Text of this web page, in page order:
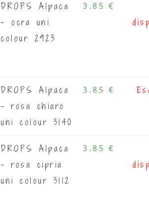
DROPS Alpaca
- ocra uni
colour 2923
3.85 €
DROPS Alpaca
- rosa chiaro
uni colour 3140
3.85 €
DROPS Alpaca
- rosa cipria
uni colour 3112
3.85 €